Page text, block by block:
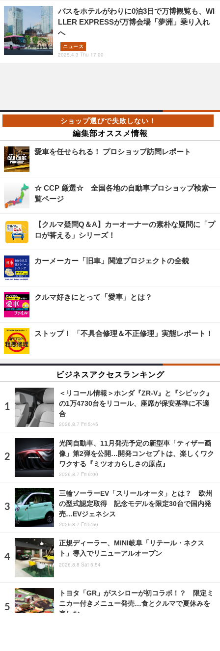
バスをホテルがわりに0泊3日で万博観覧も、WI
LLER EXPRESSが万博会場「夢洲」乗り入れ
へ
ニュース
2025.4.3 Thu 17:00
編集部オススメ情報
愛車を任せられる！ プロショップ訪問レポート
☆ CCP 厳選☆ 全国各地の自動車プロショップ検索一
覧ページ
【クルマ疑問Q＆A】カーオーナーの素朴な疑問に「プ
ロが答える」シリーズ！
カーメーカー「旧車」関連プロジェクトの全貌
クルマ好きにとって「愛車」とは？
ストップ！ 「不具合修理＆不正修理」実態レポート！
ビジネスアクセスランキング
＜リコール情報＞ホンダ『ZR-V』と『シビック』
の1万4730台をリコール、座席が保安基準に不適
合
2026.8.7 Fri 5:45
光岡自動車、11月発売予定の新型車「ティザー画
像」第2弾を公開…開発コンセプトは、楽しくワク
ワクする『ミツオカらしさの原点』
2026.8.7 Fri 6:00
三輪ソーラーEV「スリールオータ」とは？ 欧州
の型式認定取得 記念モデルを限定30台で国内発
売…EVジェネシス
2026.8.7 Fri 5:56
正規ディーラー、MINI岐阜「リテール・ネクス
ト」導入でリニューアルオープン
2026.8.8 Sat 5:54
トヨタ「GR」がスシローが初コラボ！？ 限定ミ
ニカー付きメニュー発売…食とクルマで夏休みを
楽しむ